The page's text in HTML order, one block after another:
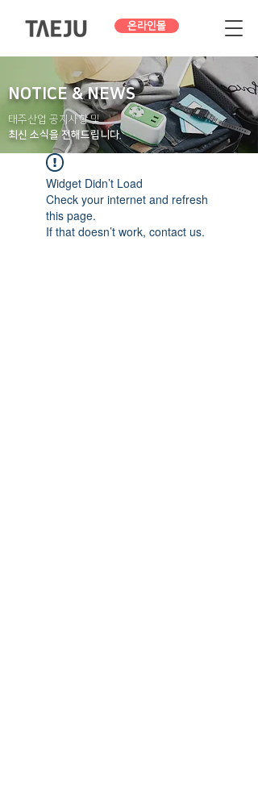
온라인몰
NOTICE & NEWS
태주산업 공지사항 및
최신 소식을 전해드립니다.
Widget Didn’t Load
Check your internet and refresh
this page.
If that doesn’t work, contact us.